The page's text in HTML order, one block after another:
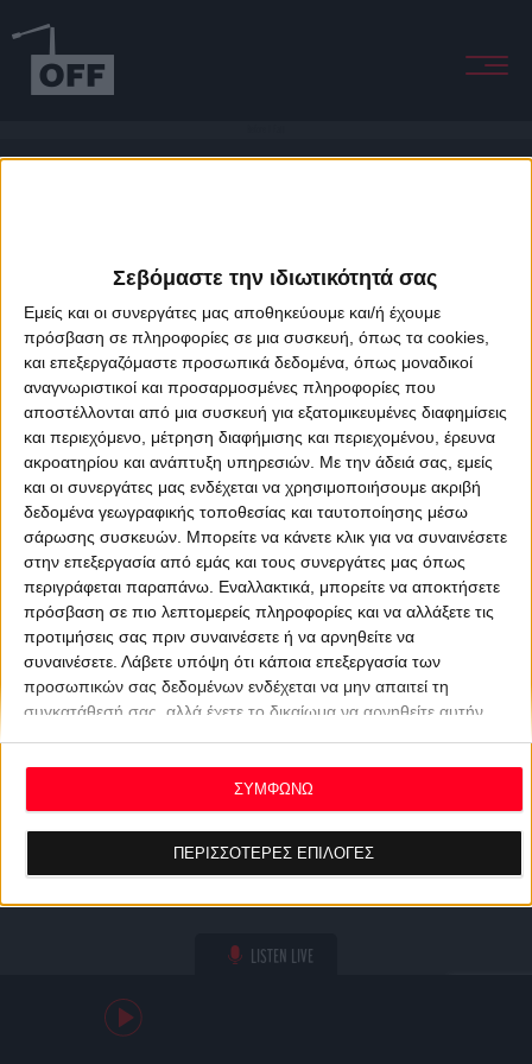
Σεβόμαστε την ιδιωτικότητά σας
Εμείς και οι συνεργάτες μας αποθηκεύουμε και/ή έχουμε
πρόσβαση σε πληροφορίες σε μια συσκευή, όπως τα cookies,
και επεξεργαζόμαστε προσωπικά δεδομένα, όπως μοναδικοί
αναγνωριστικοί και προσαρμοσμένες πληροφορίες που
αποστέλλονται από μια συσκευή για εξατομικευμένες διαφημίσεις
και περιεχόμενο, μέτρηση διαφήμισης και περιεχομένου, έρευνα
ακροατηρίου και ανάπτυξη υπηρεσιών. Με την άδειά σας, εμείς
και οι συνεργάτες μας ενδέχεται να χρησιμοποιήσουμε ακριβή
δεδομένα γεωγραφικής τοποθεσίας και ταυτοποίησης μέσω
σάρωσης συσκευών. Μπορείτε να κάνετε κλικ για να συναινέσετε
στην επεξεργασία από εμάς και τους συνεργάτες μας όπως
περιγράφεται παραπάνω. Εναλλακτικά, μπορείτε να αποκτήσετε
πρόσβαση σε πιο λεπτομερείς πληροφορίες και να αλλάξετε τις
προτιμήσεις σας πριν συναινέσετε ή να αρνηθείτε να
συναινέσετε. Λάβετε υπόψη ότι κάποια επεξεργασία των
προσωπικών σας δεδομένων ενδέχεται να μην απαιτεί τη
συγκατάθεσή σας, αλλά έχετε το δικαίωμα να αρνηθείτε αυτήν
ανακαλέσετε τη συγκατάθεσή σας ανά πάσα στιγμή
επιστρέφοντας σε αυτόν τον ιστότοπο και κάνοντας κλικ στο
κουμπί "Απορρήτου" στο κάτω μέρος της ιστοσελίδας.
ΠΕΡΙΣΣΟΤΕΡΕΣ ΕΠΙΛΟΓΕΣ
ΣΥΜΦΩΝΩ
LISTEN LIVE
About Offradio Business Class Terms & Conditions
Privacy Policy
Designed & developed byporcupine colors&Fotis Alexandrou